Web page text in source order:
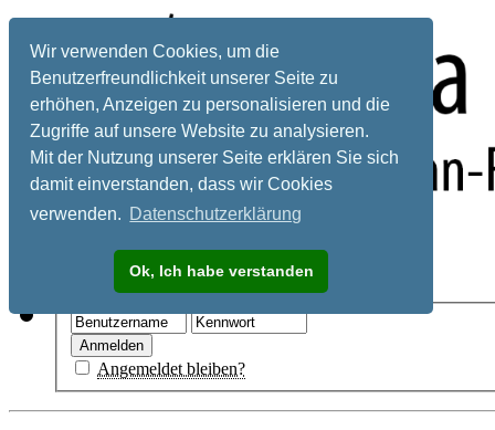
Wir verwenden Cookies, um die
Benutzerfreundlichkeit unserer Seite zu
erhöhen, Anzeigen zu personalisieren und die
Zugriffe auf unsere Website zu analysieren.
Mit der Nutzung unserer Seite erklären Sie sich
damit einverstanden, dass wir Cookies
verwenden. Datenschutzerklärung
Ok, Ich habe verstanden
Registrieren
Angemeldet bleiben?